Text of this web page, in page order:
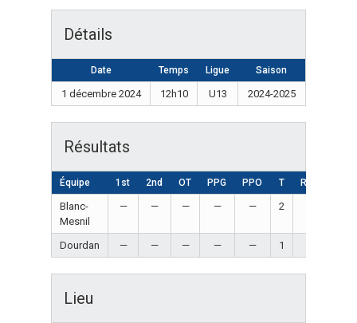
Détails
Date Temps Ligue Saison
1 décembre 2024 12h10 U13 2024-2025
Résultats
Équipe 1st 2nd OT PPG PPO T Résultat
Blanc-
Mesnil
— — — — — 2
Dourdan — — — — — 1
Lieu